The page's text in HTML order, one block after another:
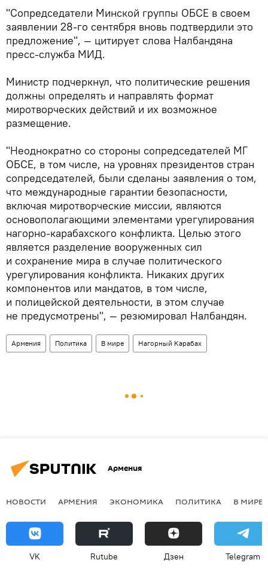
"Сопредседатели Минской группы ОБСЕ в своем
заявлении 28-го сентября вновь подтвердили это
предложение", — цитирует слова Налбандяна
пресс-служба МИД.
Министр подчеркнул, что политические решения
должны определять и направлять формат
миротворческих действий и их возможное
размещение.
"Неоднократно со стороны сопредседателей МГ
ОБСЕ, в том числе, на уровнях президентов стран
сопредседателей, были сделаны заявления о том,
что международные гарантии безопасности,
включая миротворческие миссии, являются
основополагающими элементами урегулирования
нагорно-карабахского конфликта. Целью этого
является разделение вооруженных сил
и сохранение мира в случае политического
урегулирования конфликта. Никаких других
компонентов или мандатов, в том числе,
и полицейской деятельности, в этом случае
не предусмотрены", — резюмировал Налбандян.
Армения Политика В мире Нагорный Карабах
Армения
НОВОСТИ АРМЕНИЯ ЭКОНОМИКА ПОЛИТИКА В МИРЕ
VK Rutube Дзен Telegram